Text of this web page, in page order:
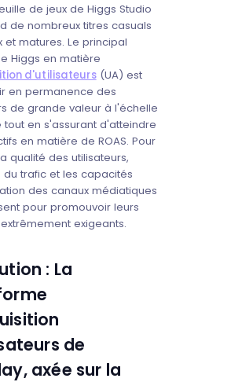
de jeux de Higgs Studio
de nombreux titres casuals
et matures. Le principal
Higgs en matière
d'utilisateurs(UA) est
en permanence des
de grande valeur à l'échelle
tout en s'assurant d'atteindre
en matière de ROAS. Pour
qualité des utilisateurs,
du trafic et les capacités
des canaux médiatiques
pour promouvoir leurs
exigeants.
: La
de
axée sur la